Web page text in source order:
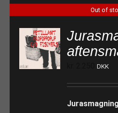
Out of
DKK